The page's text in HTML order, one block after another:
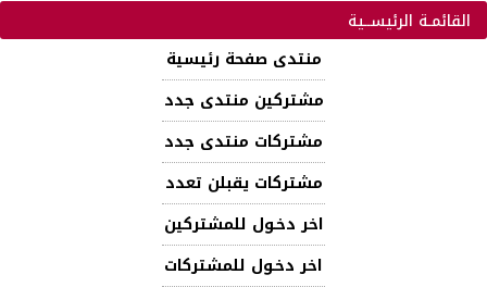
القائمـة الرئيســية
منتدى صفحة رئيسية
مشتركين منتدى جدد
مشتركات منتدى جدد
مشتركات يقبلن تعدد
اخر دخـول للمشتركين
اخر دخـول للمشتركات